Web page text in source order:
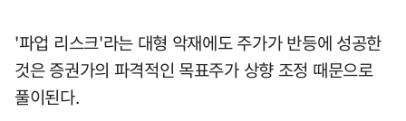
'파업 리스크'라는 대형 악재에도 주가가 반등에 성공한
것은 증권가의 파격적인 목표주가 상향 조정 때문으로
풀이된다.